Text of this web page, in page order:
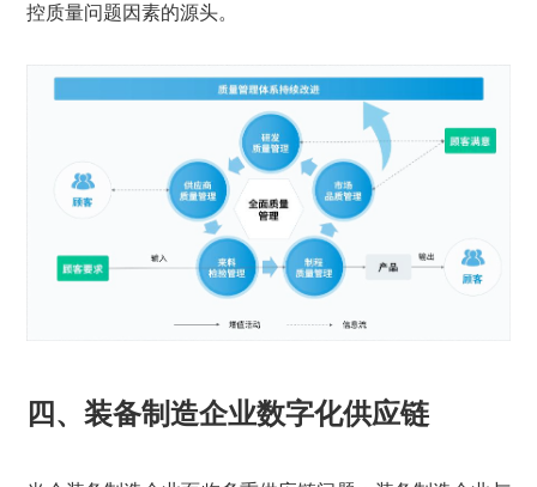
控质量问题因素的源头。
四、装备制造企业数字化供应链